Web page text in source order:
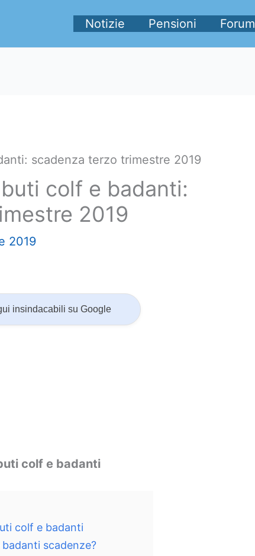
Notizie Pensioni Forum
scadenza terzo trimestre 2019
colf e badanti:
2019
2019
insindacabili su Google
colf e badanti
colf e badanti
scadenze?